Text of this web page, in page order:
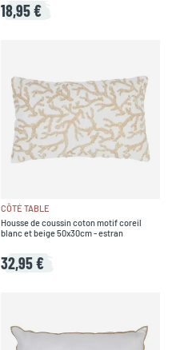
18,95 €
CÔTÉ TABLE
Housse de coussin coton motif coreil
blanc et beige 50x30cm - estran
32,95 €